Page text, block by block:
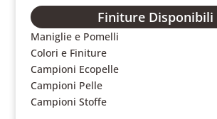
Finiture Disponibili
Maniglie e Pomelli
Colori e Finiture
Campioni Ecopelle
Campioni Pelle
Campioni Stoffe